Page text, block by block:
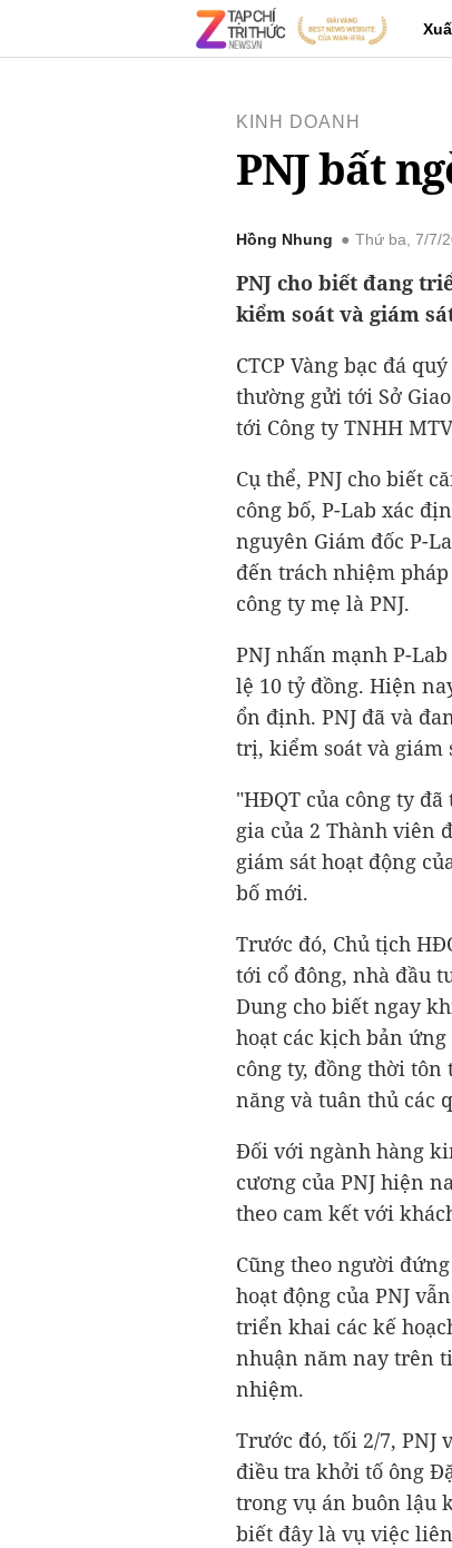
KINH DOANH
PNJ bất
Hồng Nhung Thứ ba, 7/7/
PNJ cho biết đang
kiểm soát và giám
CTCP Vàng bạc đá
thường gửi tới Sở
tới Công ty TNHH
Cụ thể, PNJ cho biết
công bố, P-Lab xác
nguyên Giám đốc P-
đến trách nhiệm
công ty mẹ là PNJ.
PNJ nhấn mạnh P-
lệ 10 tỷ đồng. Hiện
ổn định. PNJ đã và
trị, kiểm soát và giám
"HĐQT của công ty
gia của 2 Thành viên
giám sát hoạt động
bố mới.
Trước đó, Chủ tịch
tới cổ đông, nhà đầu
Dung cho biết ngay
hoạt các kịch bản
công ty, đồng thời
năng và tuân thủ các
Đối với ngành hàng
cương của PNJ hiện
theo cam kết với
Cũng theo người
hoạt động của PNJ
triển khai các kế
nhuận năm nay trên
nhiệm.
Trước đó, tối 2/7, PNJ
điều tra khởi tố ông
trong vụ án buôn lậu
biết đây là vụ việc